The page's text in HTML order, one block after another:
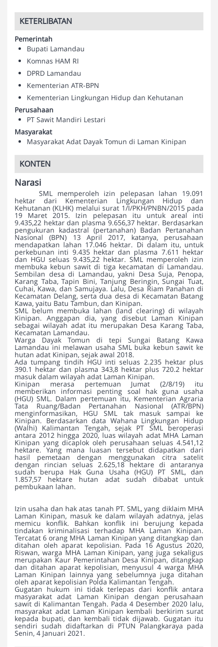
KETERLIBATAN
Pemerintah
Bupati Lamandau
Komnas HAM RI
DPRD Lamandau
Kementerian ATR-BPN
Kementerian Lingkungan Hidup dan Kehutanan
Perusahaan
PT Sawit Mandiri Lestari
Masyarakat
Masyarakat Adat Dayak Tomun di Laman Kinipan
KONTEN
Narasi
SML memperoleh izin pelepasan lahan 19.091
hektar dari Kementerian Lingkungan Hidup dan
Kehutanan (KLHK) melalui surat 1/I/PKH/PNBN/2015 pada
19 Maret 2015. Izin pelepasan itu untuk areal inti
9.435,22 hektar dan plasma 9.656,37 hektar. Berdasarkan
pengukuran kadastral (pertanahan) Badan Pertanahan
Nasional (BPN) 13 April 2017, katanya, perusahaan
mendapatkan lahan 17.046 hektar. Di dalam itu, untuk
perkebunan inti 9.435 hektar dan plasma 7.611 hektar
dan HGU seluas 9.435,22 hektar. SML memperoleh izin
membuka kebun sawit di tiga kecamatan di Lamandau.
Sembilan desa di Lamandau, yakni Desa Suja, Penopa,
Karang Taba, Tapin Bini, Tanjung Beringin, Sungai Tuat,
Cuhai, Kawa, dan Samujaya. Lalu, Desa Riam Panahan di
Kecamatan Delang, serta dua desa di Kecamatan Batang
Kawa, yaitu Batu Tambun, dan Kinipan.
SML belum membuka lahan (land clearing) di wilayah
Kinipan. Anggapan dia, yang disebut Laman Kinipan
sebagai wilayah adat itu merupakan Desa Karang Taba,
Kecamatan Lamandau.
Warga Dayak Tomun di tepi Sungai Batang Kawa
Lamandau ini melawan usaha SML buka kebun sawit ke
hutan adat Kinipan, sejak awal 2018.
Ada tumpang tindih HGU inti seluas 2.235 hektar plus
390.1 hektar dan plasma 343,8 hektar plus 720.2 hektar
masuk dalam wilayah adat Laman Kinipan.
Kinipan merasa pertemuan Jumat (2/8/19) itu
memberikan informasi penting soal hak guna usaha
(HGU) SML. Dalam pertemuan itu, Kementerian Agraria
Tata Ruang/Badan Pertanahan Nasional (ATR/BPN)
menginformasikan, HGU SML tak masuk sampai ke
Kinipan. Berdasarkan data Wahana Lingkungan Hidup
(Walhi) Kalimantan Tengah, sejak PT SML beroperasi
antara 2012 hingga 2020, luas wilayah adat MHA Laman
Kinipan yang dicaplok oleh perusahaan seluas 4.541,12
hektare. Yang mana luasan tersebut didapatkan dari
hasil pemetaan dengan menggunakan citra satelit
dengan rincian seluas 2.625,18 hektare di antaranya
sudah berupa Hak Guna Usaha (HGU) PT SML, dan
1.857,57 hektare hutan adat sudah dibabat untuk
pembukaan lahan.
Izin usaha dan hak atas tanah PT. SML, yang diklaim MHA
Laman Kinipan, masuk ke dalam wilayah adatnya, jelas
memicu konflik. Bahkan konflik ini berujung kepada
tindakan kriminalisasi terhadap MHA Laman Kinipan.
Tercatat 6 orang MHA Laman Kinipan yang ditangkap dan
ditahan oleh aparat kepolisian. Pada 16 Agustus 2020,
Riswan, warga MHA Laman Kinipan, yang juga sekaligus
merupakan Kaur Pemerintahan Desa Kinipan, ditangkap
dan ditahan aparat kepolisian, menyusul 4 warga MHA
Laman Kinipan lainnya yang sebelumnya juga ditahan
oleh aparat kepolisian Polda Kalimantan Tengah.
Gugatan hukum ini tidak terlepas dari konflik antara
masyarakat adat Laman Kinipan dengan perusahaan
sawit di Kalimantan Tengah. Pada 4 Desember 2020 lalu,
masyarakat adat Laman Kinipan kembali berkirim surat
kepada bupati, dan kembali tidak dijawab. Gugatan itu
sendiri sudah didaftarkan di PTUN Palangkaraya pada
Senin, 4 Januari 2021.